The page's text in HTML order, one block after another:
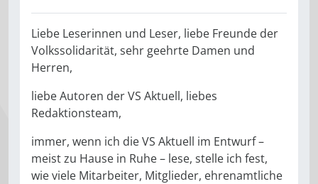
Liebe Leserinnen und Leser, liebe Freunde der
Volkssolidarität, sehr geehrte Damen und
Herren,
liebe Autoren der VS Aktuell, liebes
Redaktionsteam,
immer, wenn ich die VS Aktuell im Entwurf –
meist zu Hause in Ruhe – lese, stelle ich fest,
wie viele Mitarbeiter, Mitglieder, ehrenamtliche